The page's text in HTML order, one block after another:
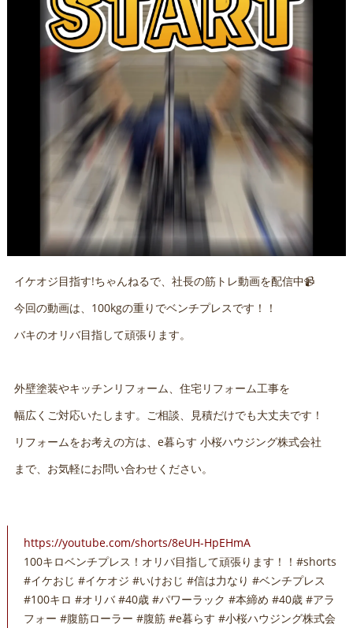
イケオジ目指す!ちゃんねるで、社長の筋トレ動画を配信中📹
今回の動画は、100kgの重りでベンチプレスです！！
バキのオリバ目指して頑張ります。
外壁塗装やキッチンリフォーム、住宅リフォーム工事を
幅広くご対応いたします。ご相談、見積だけでも大丈夫です！
リフォームをお考えの方は、e暮らす 小桜ハウジング株式会社
まで、お気軽にお問い合わせください。
https://youtube.com/shorts/8eUH-HpEHmA
100キロベンチプレス！オリバ目指して頑張ります！！#shorts
#イケおじ #イケオジ #いけおじ #信は力なり #ベンチプレス
#100キロ #オリバ #40歳 #パワーラック #本締め #40歳 #アラ
フォー #腹筋ローラー #腹筋 #e暮らす #小桜ハウジング株式会